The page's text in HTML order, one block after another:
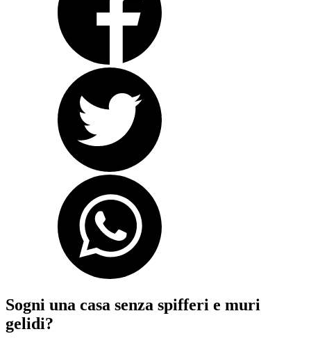
Sogni una casa senza spifferi e muri
gelidi?